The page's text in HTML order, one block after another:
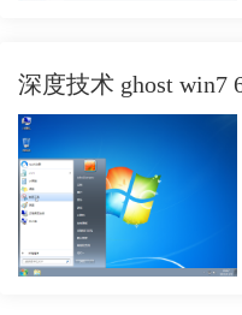
深度技术 ghost win7